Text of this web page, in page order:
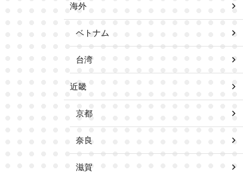
海外
ベトナム
台湾
近畿
京都
奈良
滋賀